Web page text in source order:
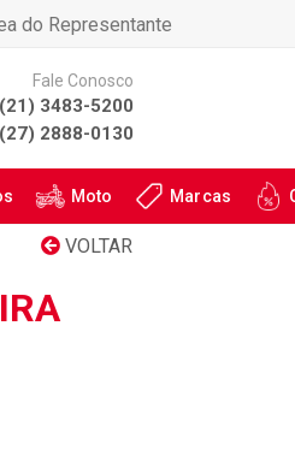
do Representante
Fale Conosco
3483-5200
2888-0130
Moto Marcas
VOLTAR